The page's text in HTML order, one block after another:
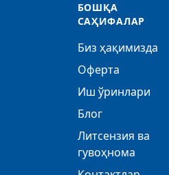
БОШҚА
САҲИФАЛАР
Биз ҳақимизда
Оферта
Иш ўринлари
Блог
Литсензия ва
гувоҳнома